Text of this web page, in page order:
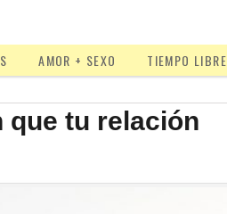
AMOR + SEXO TIEMPO LIBRE
que tu relación